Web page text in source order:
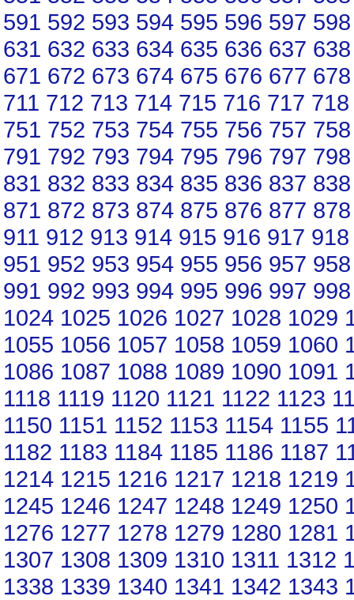
591 592 593 594 595 596 597 598
631 632 633 634 635 636 637 638
671 672 673 674 675 676 677 678
711 712 713 714 715 716 717 718
751 752 753 754 755 756 757 758
791 792 793 794 795 796 797 798
831 832 833 834 835 836 837 838
871 872 873 874 875 876 877 878
911 912 913 914 915 916 917 918
951 952 953 954 955 956 957 958
991 992 993 994 995 996 997 998
1024 1025 1026 1027 1028 1029
1055 1056 1057 1058 1059 1060
1086 1087 1088 1089 1090 1091
1118 1119 1120 1121 1122 1123
1150 1151 1152 1153 1154 1155
1182 1183 1184 1185 1186 1187
1214 1215 1216 1217 1218 1219
1245 1246 1247 1248 1249 1250
1276 1277 1278 1279 1280 1281
1307 1308 1309 1310 1311 1312
1338 1339 1340 1341 1342 1343